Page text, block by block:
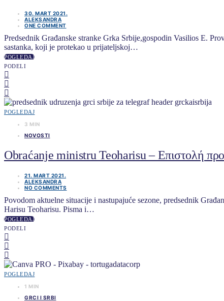
30. MART 2021.
ALEKSANDRA
ONE COMMENT
Predsednik Građanske stranke Grka Srbije,gospodin Vasilios E.
sastanka, koji je protekao u prijateljskoj…
POGLEDAJ
PODELI
POGLEDAJ
3 MIN
NOVOSTI
Obraćanje ministru Teoharisu – Επιστολή
21. MART 2021.
ALEKSANDRA
NO COMMENTS
Povodom aktuelne situacije i nastupajuće sezone, predsednik
Harisu Teoharisu. Pisma i…
POGLEDAJ
PODELI
POGLEDAJ
1 MIN
GRCI I SRBI